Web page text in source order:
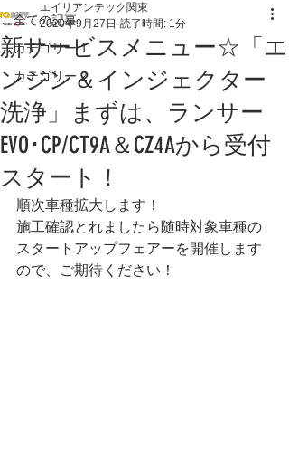
全ての記事
カテゴリー 1
カテゴリー 2
新サービスメニュー☆「エ
ンジン＆インジェクター
洗浄」まずは、ランサー
EVO･CP/CT9A＆CZ4Aから受付
スタート！
エイリアンテック関東
2020年9月27日 読了時間: 1分
順次車種拡大します！
施工確認とれましたら随時対象車種の
スタートアップフェアーを開催します
ので、ご期待ください！